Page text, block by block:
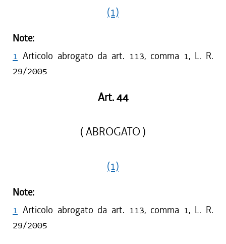
(1)
Note:
1 Articolo abrogato da art. 113, comma 1, L. R.
29/2005
Art. 44
( ABROGATO )
(1)
Note:
1 Articolo abrogato da art. 113, comma 1, L. R.
29/2005